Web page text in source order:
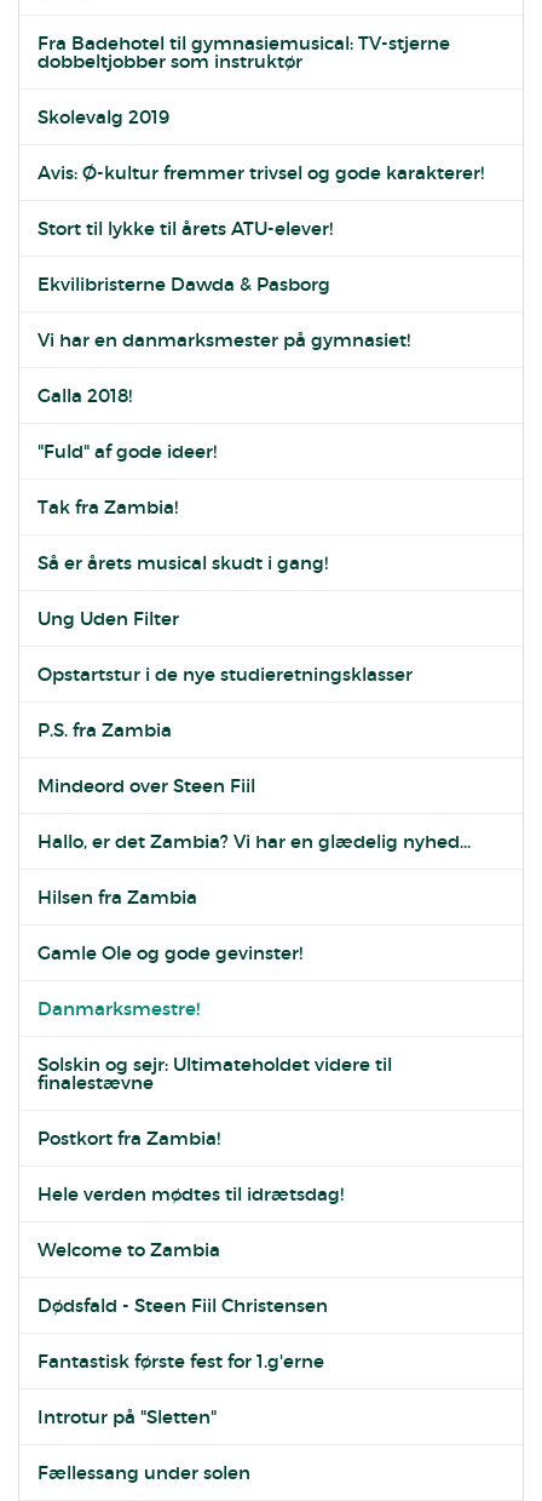
Fra Badehotel til gymnasiemusical: TV-stjerne
dobbeltjobber som instruktør
Skolevalg 2019
Avis: Ø-kultur fremmer trivsel og gode karakterer!
Stort til lykke til årets ATU-elever!
Ekvilibristerne Dawda & Pasborg
Vi har en danmarksmester på gymnasiet!
Galla 2018!
"Fuld" af gode ideer!
Tak fra Zambia!
Så er årets musical skudt i gang!
Ung Uden Filter
Opstartstur i de nye studieretningsklasser
P.S. fra Zambia
Mindeord over Steen Fiil
Hallo, er det Zambia? Vi har en glædelig nyhed...
Hilsen fra Zambia
Gamle Ole og gode gevinster!
Danmarksmestre!
Solskin og sejr: Ultimateholdet videre til
finalestævne
Postkort fra Zambia!
Hele verden mødtes til idrætsdag!
Welcome to Zambia
Dødsfald - Steen Fiil Christensen
Fantastisk første fest for 1.g'erne
Introtur på "Sletten"
Fællessang under solen